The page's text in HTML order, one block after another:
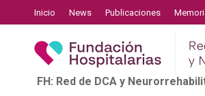
Inicio News Publicaciones
FH: Red de DCA y